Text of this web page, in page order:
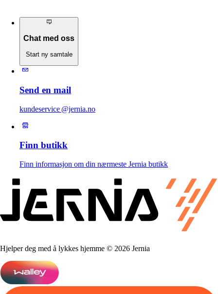
Chat med oss
Start ny samtale
Send en mail
kundeservice @jernia.no
Finn butikk
Finn informasjon om din nærmeste Jernia butikk
Hjelper deg med å lykkes hjemme © 2026 Jernia